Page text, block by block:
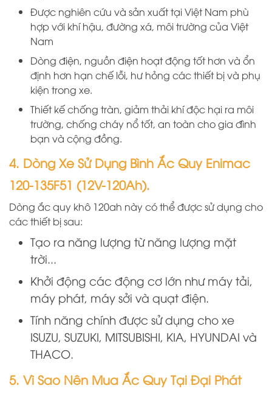
Được nghiên cứu và sản xuất tại Việt Nam phù
hợp với khí hậu, đường xá, môi trường của Việt
Nam
Dòng điện, nguồn điện hoạt động tốt hơn và ổn
định hơn hạn chế lỗi, hư hỏng các thiết bị và phụ
kiện trong xe.
Thiết kế chống tràn, giảm thải khí độc hại ra môi
trường, chống cháy nổ tốt, an toàn cho gia đình
bạn và cộng đồng.
4. Dòng Xe Sử Dụng Bình Ắc Quy Enimac
120-135F51 (12V-120Ah).
Dòng ắc quy khô 120ah này có thể được sử dụng cho
các thiết bị sau:
Tạo ra năng lượng từ năng lượng mặt
trời...
Khởi động các động cơ lớn như máy tải,
máy phát, máy sởi và quạt điện.
Tính năng chính được sử dụng cho xe
ISUZU, SUZUKI, MITSUBISHI, KIA, HYUNDAI và
THACO.
5. Vì Sao Nên Mua Ắc Quy Tại Đại Phát